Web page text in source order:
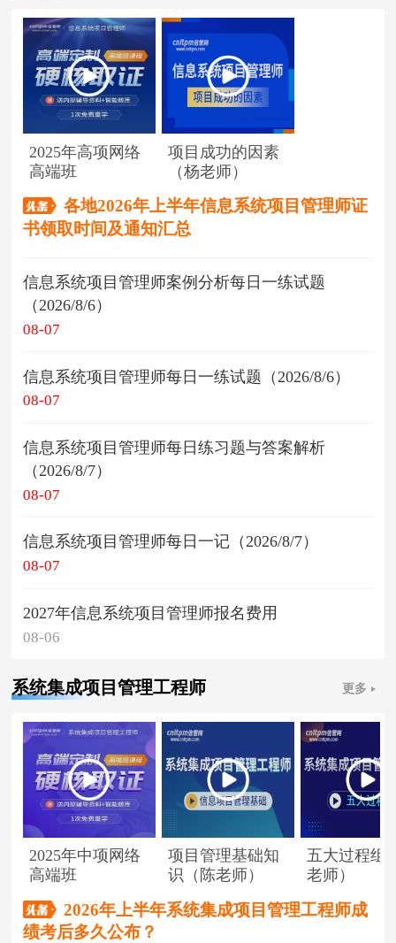
2025年高项网络
高端班
项目成功的因素
（杨老师）
各地2026年上半年信息系统项目管理师证
书领取时间及通知汇总
信息系统项目管理师案例分析每日一练试题
（2026/8/6）
08-07
信息系统项目管理师每日一练试题（2026/8/6）
08-07
信息系统项目管理师每日练习题与答案解析
（2026/8/7）
08-07
信息系统项目管理师每日一记（2026/8/7）
08-07
2027年信息系统项目管理师报名费用
08-06
系统集成项目管理工程师 更多
2025年中项网络
高端班
项目管理基础知
识（陈老师）
五大过程组
老师）
2026年上半年系统集成项目管理工程师成
绩考后多久公布？